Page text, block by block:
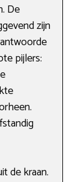
De
zijn
pijlers:
de kraan.